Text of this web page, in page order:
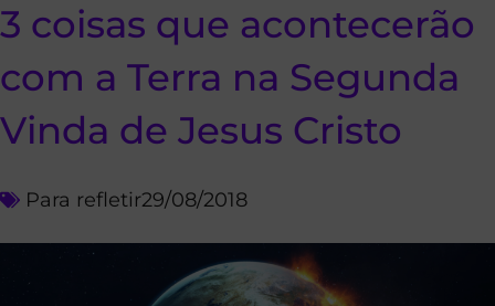
3 coisas que acontecerão
com a Terra na Segunda
Vinda de Jesus Cristo
Para refletir29/08/2018